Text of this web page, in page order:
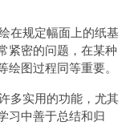
在规定幅面上的纸基
紧密的问题，在某种
图过程同等重要。
多实用的功能，尤其
习中善于总结和归